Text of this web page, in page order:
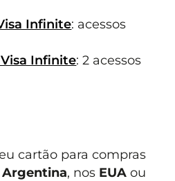
Infinite: acessos
Infinite: 2 acessos
cartão para compras
Argentina, nos EUAou